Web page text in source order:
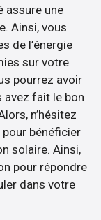
assure une
Ainsi, vous
de l’énergie
sur votre
pourrez avoir
avez fait le bon
n’hésitez
bénéficier
solaire. Ainsi,
pour répondre
dans votre